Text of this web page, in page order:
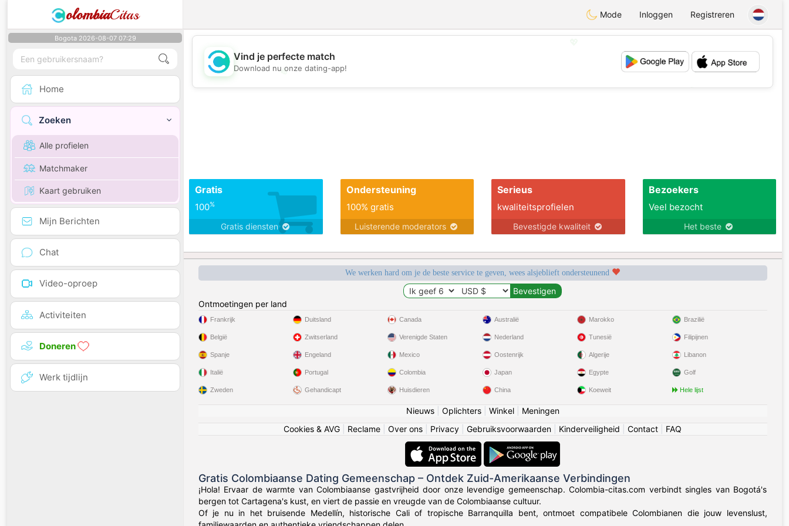
olombiaCitas Mode Inloggen Registreren
Bogota 2026-08-07 07:29
Home
Zoeken
Alle profielen
Matchmaker
Kaart gebruiken
Mijn Berichten
Chat
Video-oproep
Activiteiten
Doneren
Werk tijdlijn
💖
💕
Vind je perfecte match
Download nu onze dating-app!
Gratis
100%
Gratis diensten
Ondersteuning
100% gratis
Luisterende moderators
Serieus
kwaliteitsprofielen
Bevestigde kwaliteit
Bezoekers
Veel bezocht
Het beste
We werken hard om je de beste service te geven, wees alsjeblieft ondersteunend
Ontmoetingen per land
Frankrijk
België
Spanje
Italië
Zweden
Duitsland
Zwitserland
Engeland
Portugal
Gehandicapt
Canada
Verenigde Staten
Mexico
Colombia
Huisdieren
Australië
Nederland
Oostenrijk
Japan
China
Marokko
Tunesië
Algerije
Egypte
Koeweit
Brazilië
Filipijnen
Libanon
Golf
Hele lijst
Nieuws| Oplichters| Winkel| Meningen
Cookies & AVG
Reclame Over ons Privacy Gebruiksvoorwaarden Kinderveiligheid Contact FAQ
Gratis Colombiaanse Dating Gemeenschap – Ontdek Zuid-Amerikaanse Verbindingen
¡Hola! Ervaar de warmte van Colombiaanse gastvrijheid door onze levendige gemeenschap. Colombia-citas.com verbindt singles van Bogotá's
bergen tot Cartagena's kust, en viert de passie en vreugde van de Colombiaanse cultuur.
Of je nu in het bruisende Medellín, historische Cali of tropische Barranquilla bent, ontmoet compatibele Colombianen die jouw levenslust,